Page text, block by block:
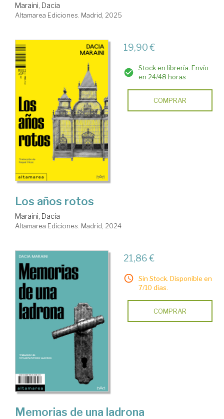
Maraini, Dacia
Altamarea Ediciones. Madrid, 2025
19,90 €
Stock en librería. Envío
en 24/48 horas
COMPRAR
Los años rotos
Maraini, Dacia
Altamarea Ediciones. Madrid, 2024
21,86 €
Sin Stock. Disponible en
7/10 días.
COMPRAR
Memorias de una ladrona